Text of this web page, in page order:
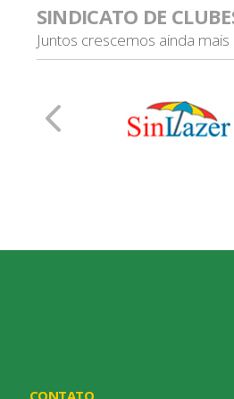
SINDICATO DE
Juntos crescemos ainda mais
CONTATO